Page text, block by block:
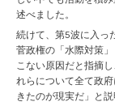
述べました。
続けて、第5波に入っ
菅政権の「水際対策
こない原因だと指摘
れらについて全て政
きたのが現実だ」と